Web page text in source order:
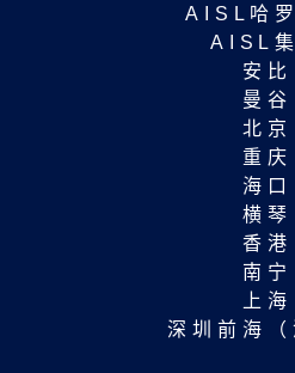
AISL哈
AISL集
安比
曼谷
北京
重庆
海口
横琴
香港
南宁
上海
深圳前海（